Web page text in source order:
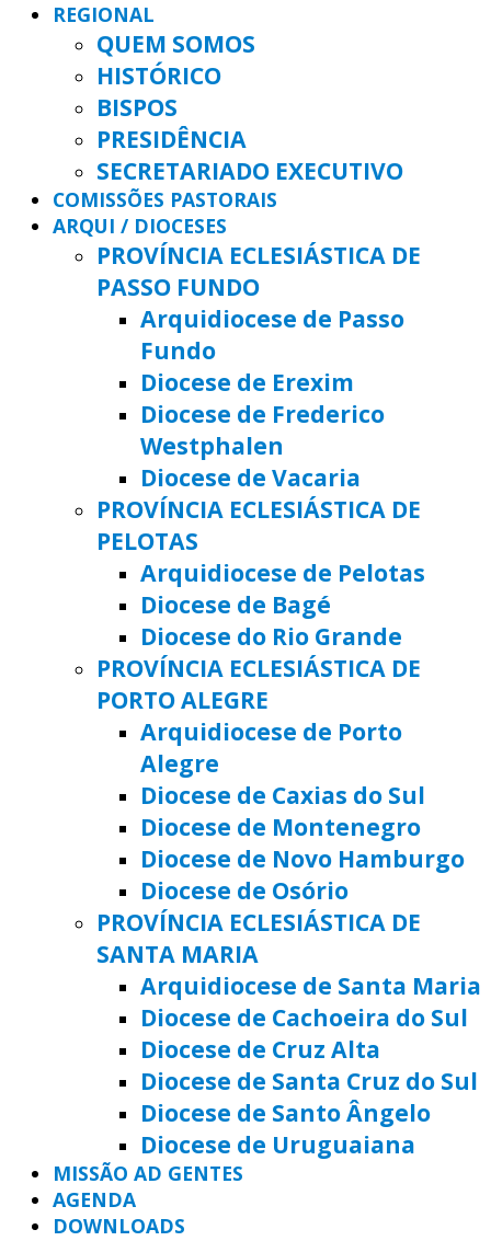
REGIONAL
QUEM SOMOS
HISTÓRICO
BISPOS
PRESIDÊNCIA
SECRETARIADO EXECUTIVO
COMISSÕES PASTORAIS
ARQUI / DIOCESES
PROVÍNCIA ECLESIÁSTICA DE
PASSO FUNDO
Arquidiocese de Passo
Fundo
Diocese de Erexim
Diocese de Frederico
Westphalen
Diocese de Vacaria
PROVÍNCIA ECLESIÁSTICA DE
PELOTAS
Arquidiocese de Pelotas
Diocese de Bagé
Diocese do Rio Grande
PROVÍNCIA ECLESIÁSTICA DE
PORTO ALEGRE
Arquidiocese de Porto
Alegre
Diocese de Caxias do Sul
Diocese de Montenegro
Diocese de Novo Hamburgo
Diocese de Osório
PROVÍNCIA ECLESIÁSTICA DE
SANTA MARIA
Arquidiocese de Santa Maria
Diocese de Cachoeira do Sul
Diocese de Cruz Alta
Diocese de Santa Cruz do Sul
Diocese de Santo Ângelo
Diocese de Uruguaiana
MISSÃO AD GENTES
AGENDA
DOWNLOADS